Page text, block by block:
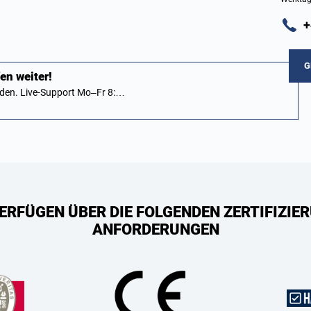
weiter!
Live-Support Mo–Fr 8:…
ÜBER DIE FOLGENDEN
ANFORDERUNGEN